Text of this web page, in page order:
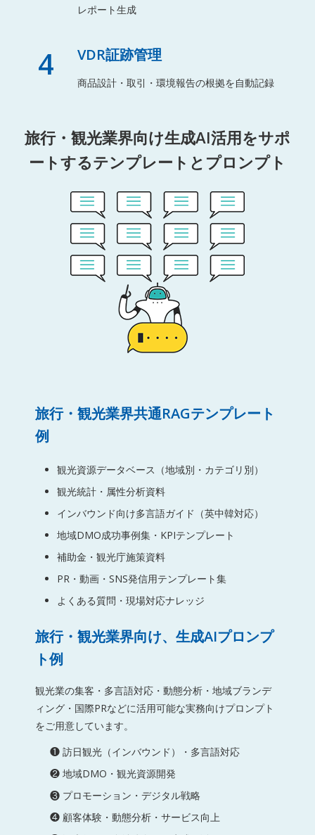
レポート生成
4 VDR証跡管理
商品設計・取引・環境報告の根拠を自動記録
旅行・観光業界向け生成AI活用をサポ
ートするテンプレートとプロンプト
旅行・観光業界共通RAGテンプレート
例
観光資源データベース（地域別・カテゴリ別）
観光統計・属性分析資料
インバウンド向け多言語ガイド（英中韓対応）
地域DMO成功事例集・KPIテンプレート
補助金・観光庁施策資料
PR・動画・SNS発信用テンプレート集
よくある質問・現場対応ナレッジ
旅行・観光業界向け、生成AIプロンプ
ト例
観光業の集客・多言語対応・動態分析・地域ブランデ
ィング・国際PRなどに活用可能な実務向けプロンプト
をご用意しています。
❶ 訪日観光（インバウンド）・多言語対応
❷ 地域DMO・観光資源開発
❸ プロモーション・デジタル戦略
❹ 顧客体験・動態分析・サービス向上